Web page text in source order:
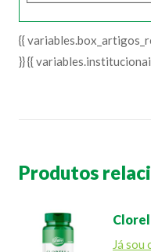
{{
}} {{
Produtos
Já sou